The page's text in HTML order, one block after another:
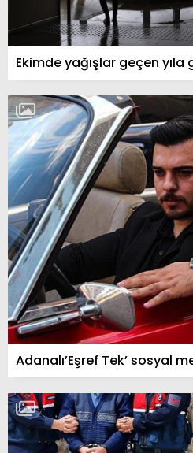
Ekimde yağışlar geçen yıla
Adanalı’Eşref Tek’ sosyal